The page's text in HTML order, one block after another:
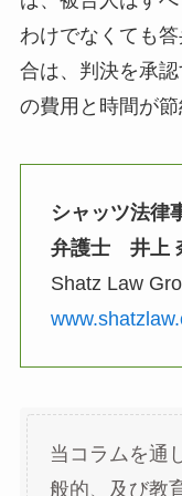
わけでなくても
合は、判決を承
の費用と時間が節
シャッツ法律
弁護士 井上
Shatz Law
当コラムを通
般的、及び教